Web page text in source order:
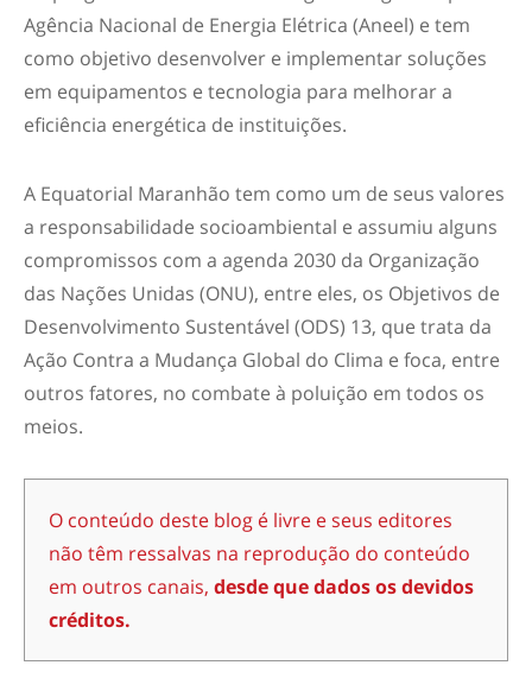
Agência Nacional de Energia Elétrica (Aneel) e tem
como objetivo desenvolver e implementar soluções
em equipamentos e tecnologia para melhorar a
eficiência energética de instituições.
A Equatorial Maranhão tem como um de seus valores
a responsabilidade socioambiental e assumiu alguns
compromissos com a agenda 2030 da Organização
das Nações Unidas (ONU), entre eles, os Objetivos de
Desenvolvimento Sustentável (ODS) 13, que trata da
Ação Contra a Mudança Global do Clima e foca, entre
outros fatores, no combate à poluição em todos os
meios.
O conteúdo deste blog é livre e seus editores
não têm ressalvas na reprodução do conteúdo
em outros canais, desde que dados os devidos
créditos.